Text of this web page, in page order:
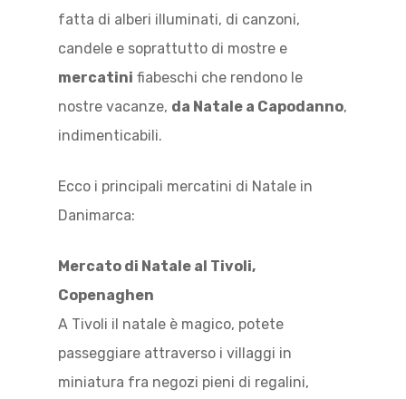
fatta di alberi illuminati, di canzoni,
candele e soprattutto di mostre e
mercatini fiabeschi che rendono le
nostre vacanze, da Natale a Capodanno,
indimenticabili.
Ecco i principali mercatini di Natale in
Danimarca:
Mercato di Natale al Tivoli,
Copenaghen
A Tivoli il natale è magico, potete
passeggiare attraverso i villaggi in
miniatura fra negozi pieni di regalini,